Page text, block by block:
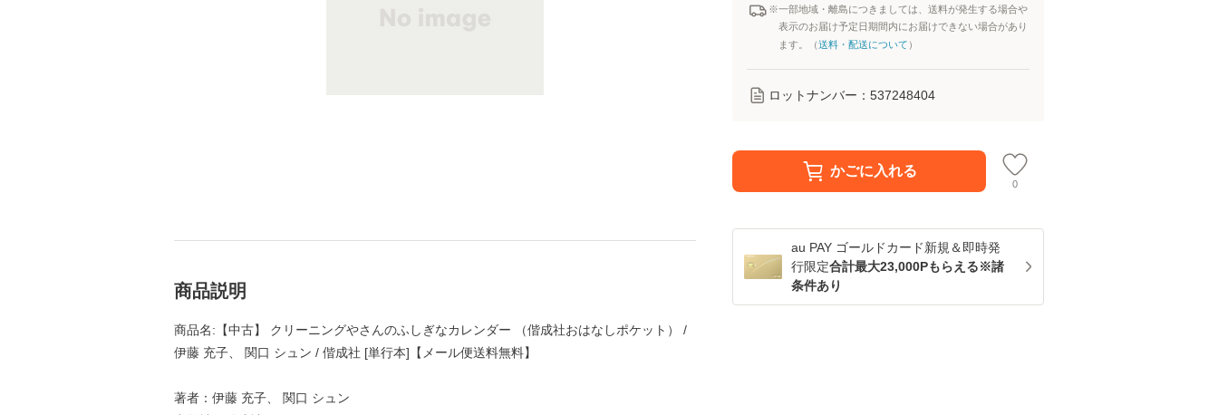
※一部地域・離島につきましては、送料が発生する場合や
表示のお届け予定日期間内にお届けできない場合があり
ます。（送料・配送について ）
ロットナンバー： 537248404
かごに入れる
0
au PAY ゴールドカード新規＆即時発
行限定合計最大23,000Pもらえる※諸
条件あり
商品説明
商品名:【中古】 クリーニングやさんのふしぎなカレンダー （偕成社おはなしポケット） /
伊藤 充子、 関口 シュン / 偕成社 [単行本]【メール便送料無料】
著者：伊藤 充子、 関口 シュン